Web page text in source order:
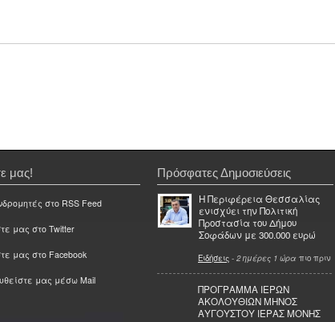
μας!
στο RSS Feed
μας στο Twitter
μας στο Facebook
μας μέσω Mail
Πρόσφατες Δημοσιεύσεις
Η Περιφέρεια Θεσσαλίας
ενισχύει την Πολιτική
Προστασία του Δήμου
Σοφάδων με 300.000 ευρώ
Ειδήσεις - 2 ημέρες 1 ώρα πιο πριν
ΠΡΟΓΡΑΜΜΑ ΙΕΡΩΝ
ΑΚΟΛΟΥΘΙΩΝ ΜΗΝΟΣ
ΑΥΓΟΥΣΤΟΥ ΙΕΡΑΣ ΜΟΝΗΣ